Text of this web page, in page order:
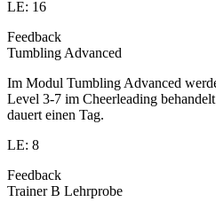
LE: 16
Feedback
Tumbling Advanced
Im Modul Tumbling Advanced
Level 3-7 im Cheerleading
dauert einen Tag.
LE: 8
Feedback
Trainer B Lehrprobe